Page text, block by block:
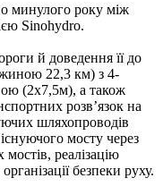
минулого року між
Sinohydro.
й доведення її до
22,3 км) з 4-
(2х7,5м), а також
розв’язок на
шляхопроводів
існуючого мосту через
реалізацію
безпеки руху.